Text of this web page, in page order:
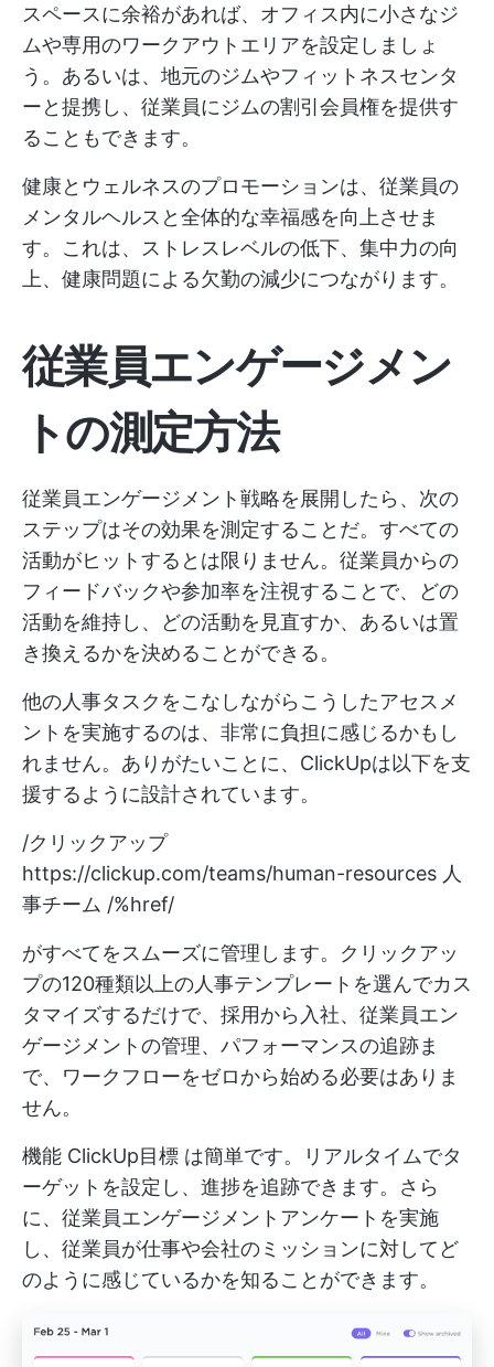
スペースに余裕があれば、オフィス内に小さなジ
ムや専用のワークアウトエリアを設定しましょ
う。あるいは、地元のジムやフィットネスセンタ
ーと提携し、従業員にジムの割引会員権を提供す
ることもできます。
健康とウェルネスのプロモーションは、従業員の
メンタルヘルスと全体的な幸福感を向上させま
す。これは、ストレスレベルの低下、集中力の向
上、健康問題による欠勤の減少につながります。
従業員エンゲージメン
トの測定方法
従業員エンゲージメント戦略を展開したら、次の
ステップはその効果を測定することだ。すべての
活動がヒットするとは限りません。従業員からの
フィードバックや参加率を注視することで、どの
活動を維持し、どの活動を見直すか、あるいは置
き換えるかを決めることができる。
他の人事タスクをこなしながらこうしたアセスメ
ントを実施するのは、非常に負担に感じるかもし
れません。ありがたいことに、ClickUpは以下を支
援するように設計されています。
/クリックアップ
https://clickup.com/teams/human-resources 人
事チーム /%href/
がすべてをスムーズに管理します。クリックアッ
プの120種類以上の人事テンプレートを選んでカス
タマイズするだけで、採用から入社、従業員エン
ゲージメントの管理、パフォーマンスの追跡ま
で、ワークフローをゼロから始める必要はありま
せん。
機能 ClickUp目標 は簡単です。リアルタイムでタ
ーゲットを設定し、進捗を追跡できます。さら
に、従業員エンゲージメントアンケートを実施
し、従業員が仕事や会社のミッションに対してど
のように感じているかを知ることができます。